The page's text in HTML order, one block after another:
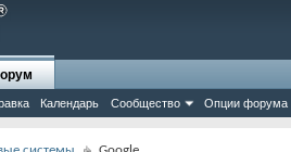
Календарь Сообщество Опции форума